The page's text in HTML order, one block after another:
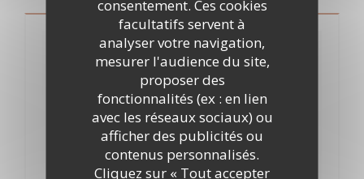
consentement. Ces cookies
facultatifs servent à
analyser votre navigation,
mesurer l'audience du site,
proposer des
fonctionnalités (ex : en lien
avec les réseaux sociaux) ou
afficher des publicités ou
contenus personnalisés.
Cliquez sur « Tout accepter